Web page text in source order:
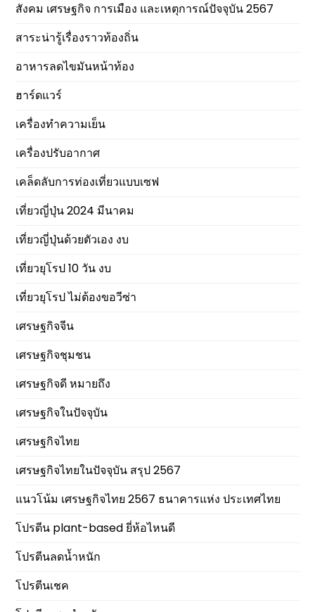
สังคม เศรษฐกิจ การเมือง และเหตุการณ์ปัจจุบัน 2567
สาระน่ารู้เรื่องราวท้องถิ่น
อาหารลดไขมันหน้าท้อง
ฮาร์ดแวร์
เครื่องทำความเย็น
เครื่องปรับอากาศ
เคล็ดลับการท่องเที่ยวแบบเซฟ
เที่ยวญี่ปุ่น 2024 มีนาคม
เที่ยวญี่ปุ่นด้วยตัวเอง งบ
เที่ยวยุโรป 10 วัน งบ
เที่ยวยุโรป ไม่ต้องขอวีซ่า
เศรษฐกิจจีน
เศรษฐกิจชุมชน
เศรษฐกิจดี หมายถึง
เศรษฐกิจในปัจจุบัน
เศรษฐกิจไทย
เศรษฐกิจไทยในปัจจุบัน สรุป 2567
แนวโน้ม เศรษฐกิจไทย 2567 ธนาคารแห่ง ประเทศไทย
โปรตีน plant-based ยี่ห้อไหนดี
โปรตีนลดน้ำหนัก
โปรตีนเชค